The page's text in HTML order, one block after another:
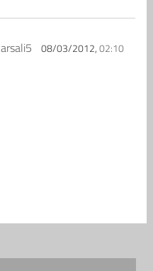
arsali5 08/03/2012,02:10